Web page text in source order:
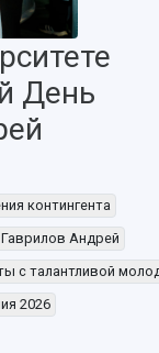
коллективы
День
контингента
Гаврилов Андрей
с талантливой
2026